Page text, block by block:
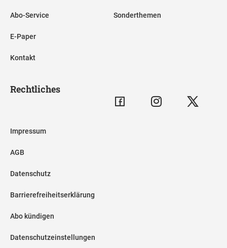
Abo-Service
E-Paper
Kontakt
Sonderthemen
Rechtliches
Impressum
AGB
Datenschutz
Barrierefreiheitserklärung
Abo kündigen
Datenschutzeinstellungen